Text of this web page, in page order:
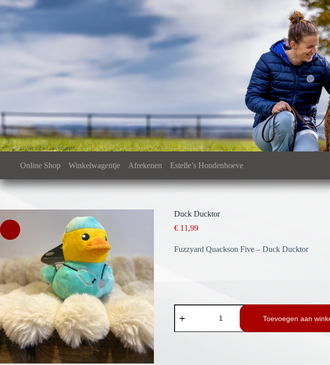
Ga
naar
Online Shop Winkelwagentje Afrekenen Estelle’s Hondenhoeve
Duck Ducktor
€ 11,99
Fuzzyard Quackson Five – Duck Ducktor
Duck
Ducktor
Toevoegen aan